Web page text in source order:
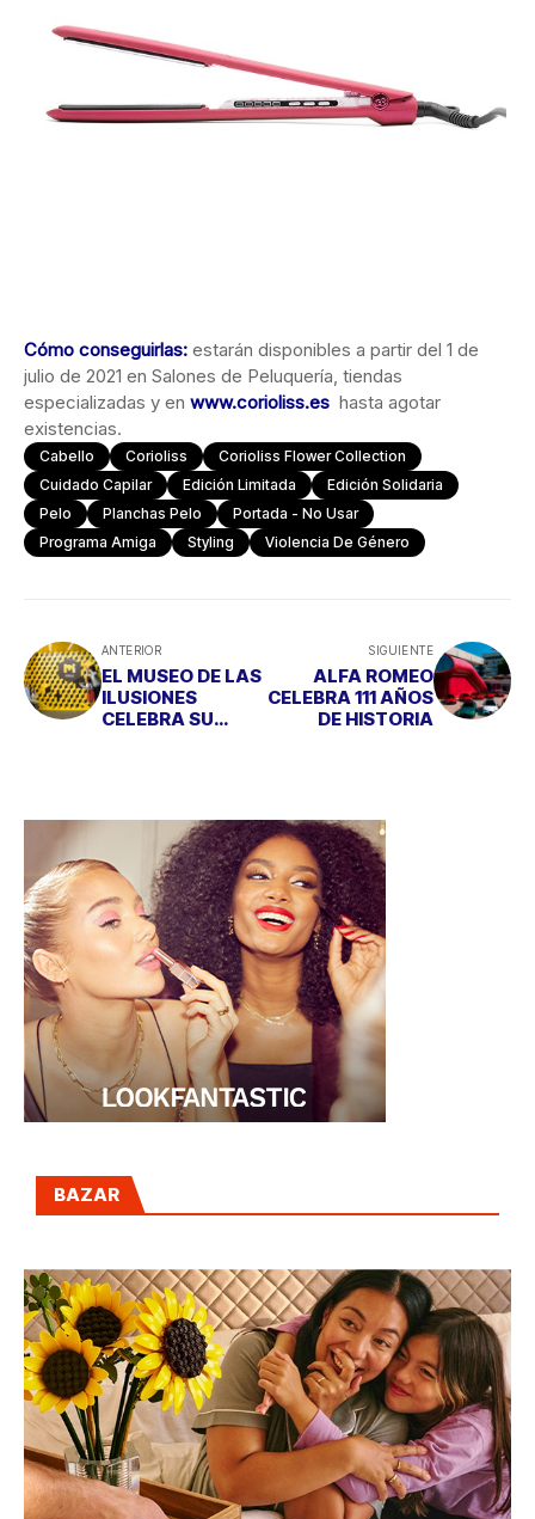
Cómo conseguirlas: estarán disponibles a partir del 1 de
julio de 2021 en Salones de Peluquería, tiendas
especializadas y en www.corioliss.es hasta agotar
existencias.
Cabello Corioliss
Corioliss Flower Collection
Cuidado Capilar
Edición Limitada
Edición Solidaria
Pelo
Planchas Pelo
Portada - No Usar
Programa Amiga
Styling Violencia De Género
ANTERIOR
EL MUSEO DE LAS
ILUSIONES
CELEBRA SU
SIGUIENTE
ALFA ROMEO
CELEBRA 111 AÑOS
DE HISTORIA
BAZAR